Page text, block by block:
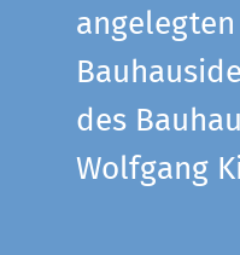
des
Wolfgang